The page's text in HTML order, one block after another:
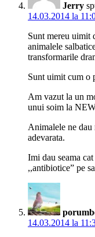
Jerry
14.03.2014 la
Sunt mereu uimit
animalele
transformarile
Sunt uimit cum o
Am vazut la un
unui soim la
Animalele ne dau
adevarata.
Imi dau seama
,,antibiotice” pe
14.03.2014 la